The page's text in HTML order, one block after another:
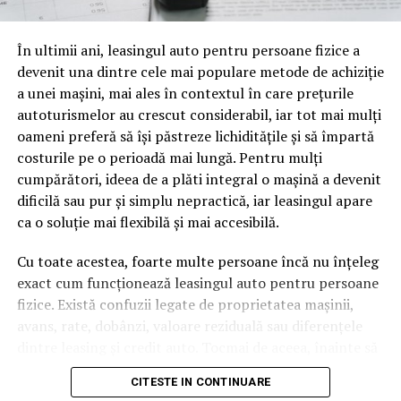
oamenii cu adevărat. Dacă transcrierea ajunge pe o
cuvinte tematice, scrise exact în limbajul în care se
caută.
Apoi vine partea de comportament. O pagină pe care
vizitatorii stau zece, cincisprezece minute ca să
urmărească replay-ul trimite un semnal greu de ignorat.
Google nu îți măsoară direct satisfacția, însă timpul
petrecut, scrollul și revenirile spun ceva despre cât de
util e materialul.
Și mai e ceva ce se uită ușor. Un webinar reușit atrage
linkuri aproape de la sine. Cineva îl menționează într-un
newsletter, altcineva îl citează într-un articol, un
partener îl trimite în comunitatea lui. Fiecare astfel de
tău, iar autoritatea e moneda forte în SEO.
În ultimii ani, leasingul auto pentru persoane fizice a
devenit una dintre cele mai populare metode de achiziție
a unei mașini, mai ales în contextul în care prețurile
autoturismelor au crescut considerabil, iar tot mai mulți
oameni preferă să își păstreze lichiditățile și să împartă
costurile pe o perioadă mai lungă. Pentru mulți
cumpărători, ideea de a plăti integral o mașină a devenit
dificilă sau pur și simplu nepractică, iar leasingul apare
ca o soluție mai flexibilă și mai accesibilă.
Cu toate acestea, foarte multe persoane încă nu înțeleg
exact cum funcționează leasingul auto pentru persoane
fizice. Există confuzii legate de proprietatea mașinii,
avans, rate, dobânzi, valoare reziduală sau diferențele
semnezi orice contract, este important să înțelegi clar
mecanismul acestui tip de finanțare și să știi la ce să fii
CITESTE IN CONTINUARE